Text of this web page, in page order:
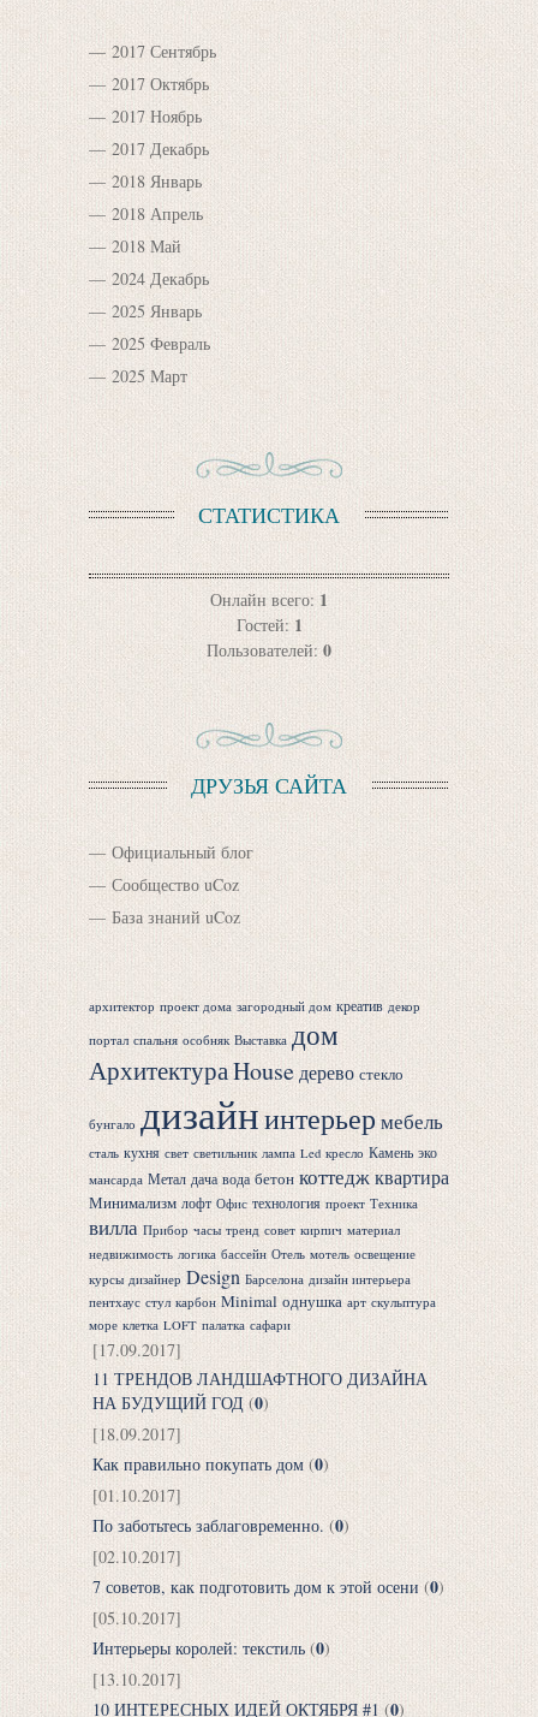
2017 Сентябрь
2017 Октябрь
2017 Ноябрь
2017 Декабрь
2018 Январь
2018 Апрель
2018 Май
2024 Декабрь
2025 Январь
2025 Февраль
2025 Март
СТАТИСТИКА
Онлайн всего: 1
Гостей: 1
Пользователей:0
ДРУЗЬЯ САЙТА
Официальный блог
Сообщество uCoz
База знаний uCoz
архитектор проект дома загородный дом креатив декор
портал спальня особняк Выставка дом
АрхитектураHouse дерево стекло
бунгало дизайнинтерьер мебель
сталь кухня свет светильник лампа Led кресло Камень эко
мансарда Метал дача вода бетон коттеджквартира
Минимализм лофт Офис технология проект Техника
вилла Прибор часы тренд совет кирпич материал
недвижимость логика бассейн Отель мотель освещение
курсы дизайнер Design Барселона дизайн интерьера
пентхаус стул карбон Minimal однушка арт скульптура
море клетка LOFT палатка сафари
[17.09.2017]
11 ТРЕНДОВ ЛАНДШАФТНОГО ДИЗАЙНА
НА БУДУЩИЙ ГОД (0)
[18.09.2017]
Как правильно покупать дом (0)
[01.10.2017]
По заботьтесь заблаговременно. (0)
[02.10.2017]
7 советов, как подготовить дом к этой осени (0)
[05.10.2017]
Интерьеры королей: текстиль (0)
[13.10.2017]
10 ИНТЕРЕСНЫХ ИДЕЙ ОКТЯБРЯ #1 (0)